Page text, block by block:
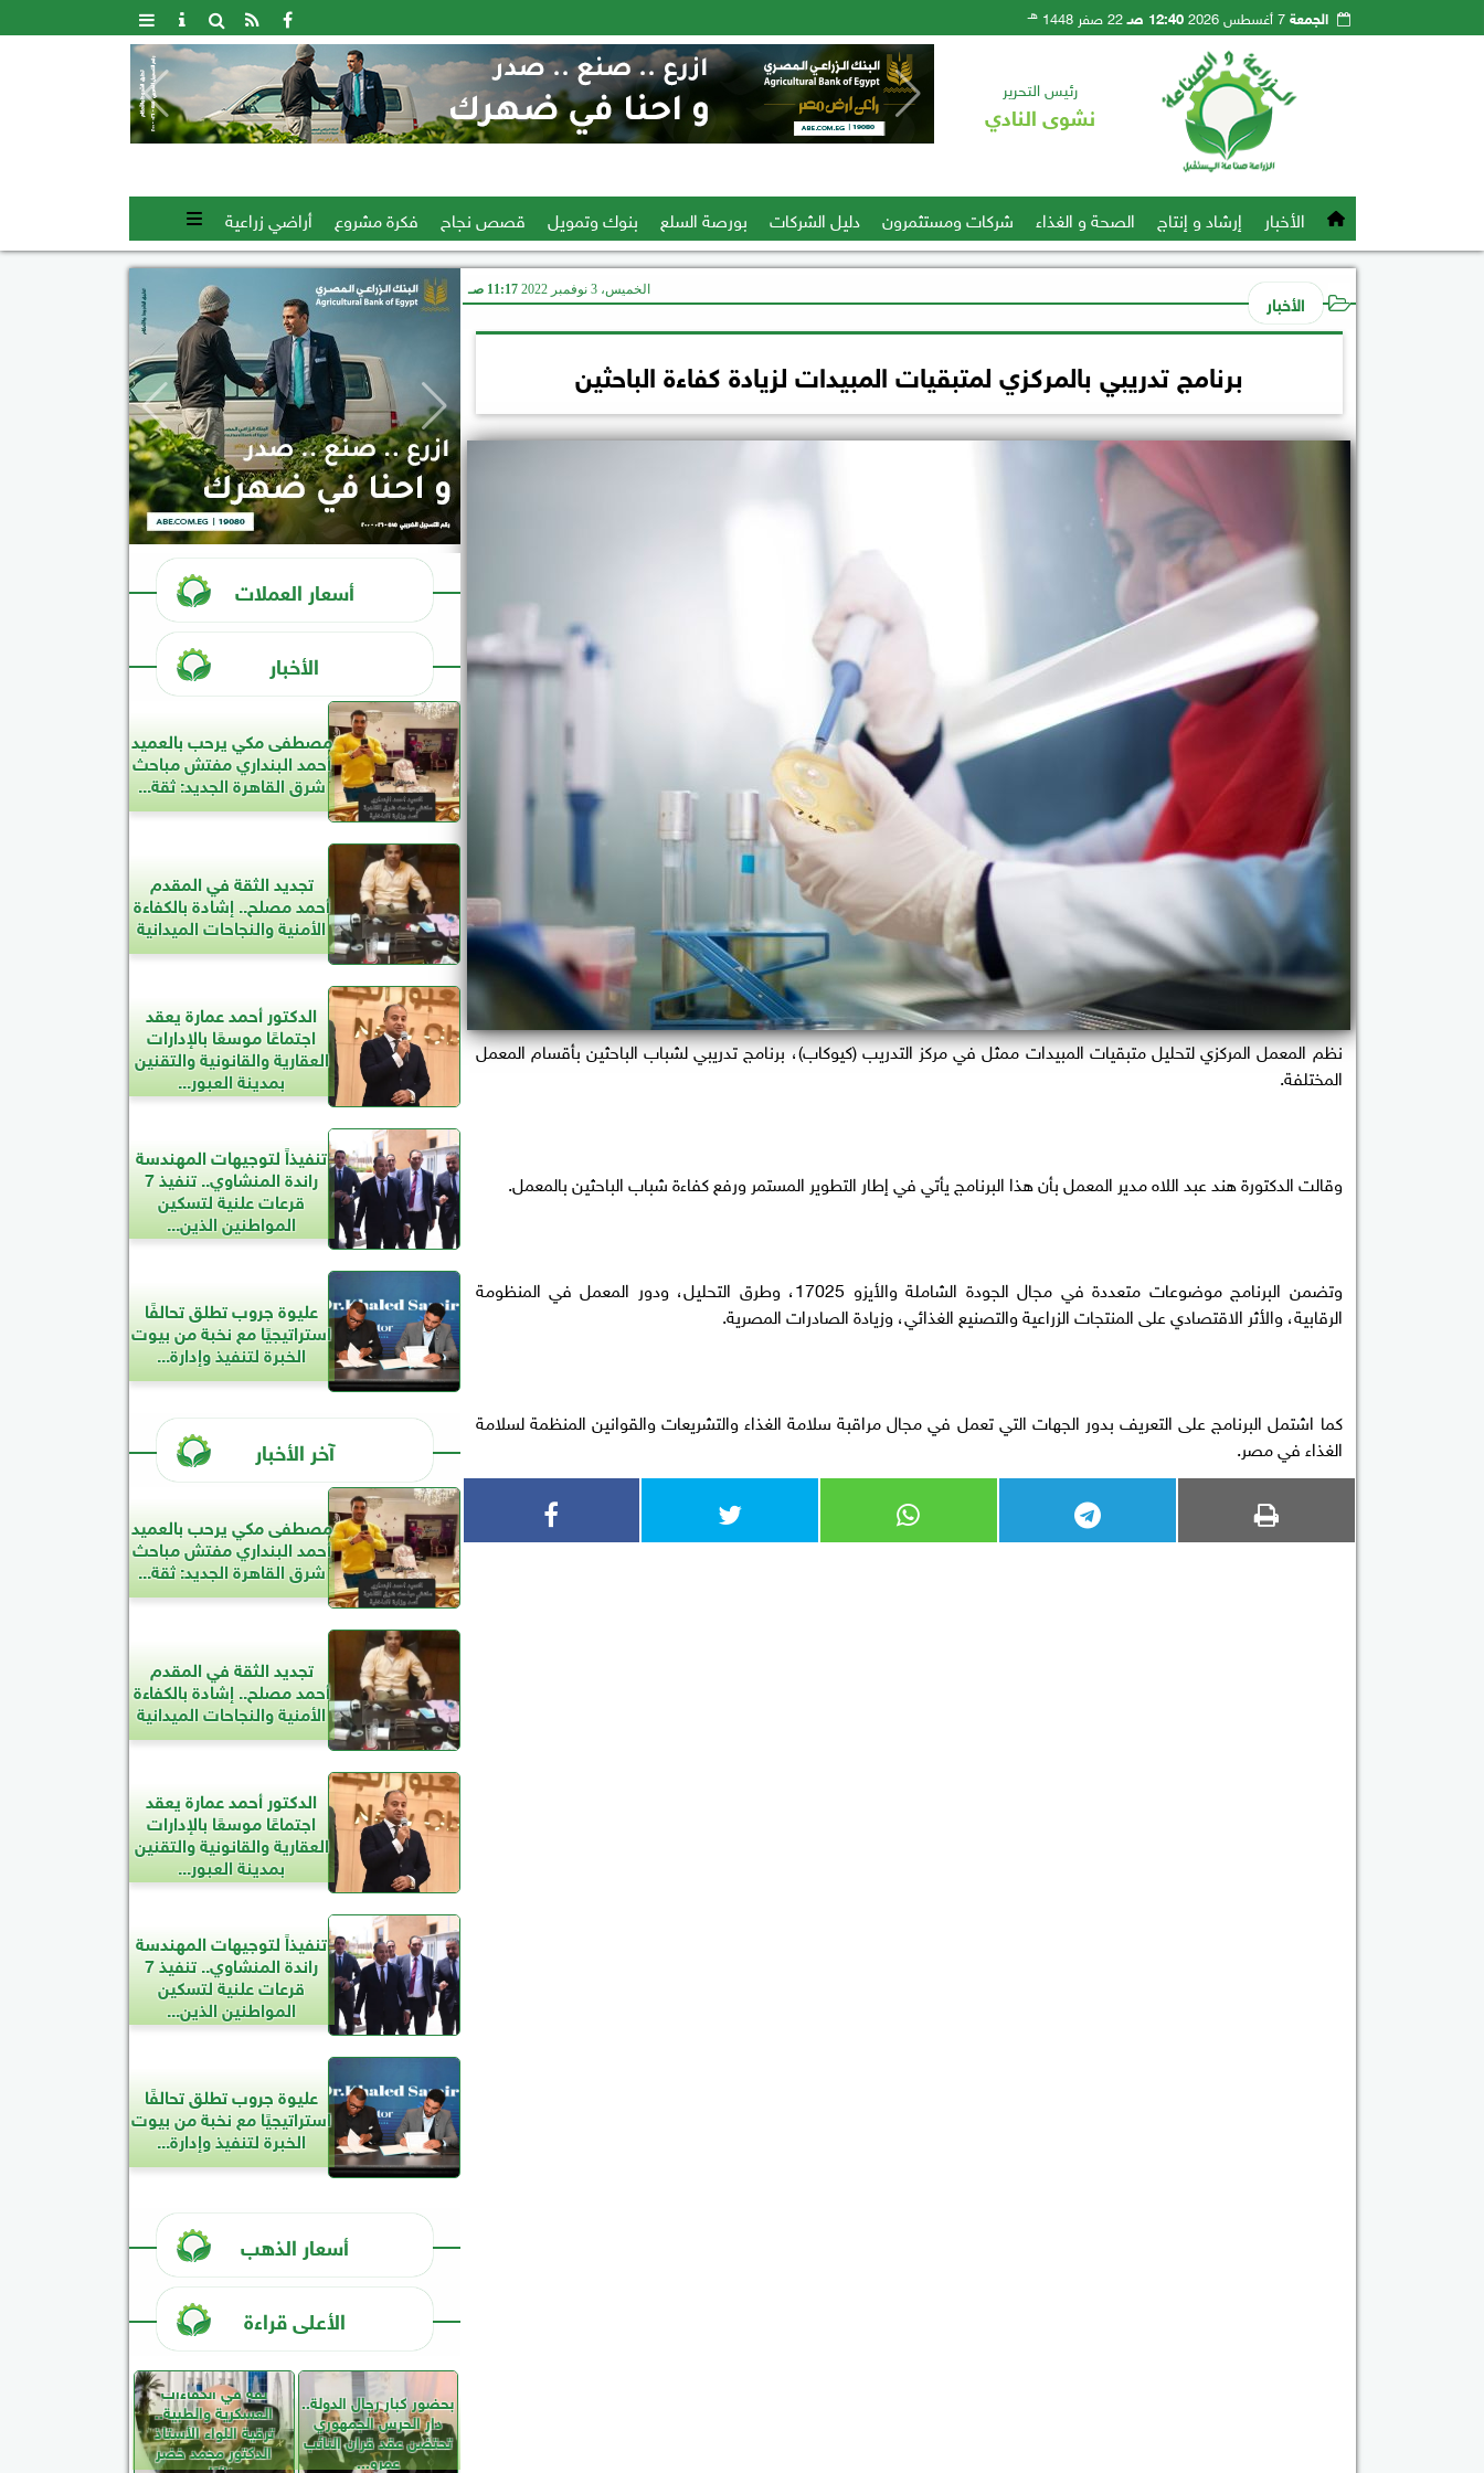
الجمعة7 أغسطس 2026 12:40 صـ 22 صفر 1448 هـ
رئيس التحرير
نشوى النادي
الأخبار إرشاد و إنتاج الصحة و الغذاء شركات ومستثمرون دليل الشركات بورصة السلع بنوك وتمويل قصص نجاح فكرة مشروع أراضي زراعية
الأخبار الخميس، 3 نوفمبر 2022 11:17 صـ
برنامج تدريبي بالمركزي لمتبقيات المبيدات لزيادة كفاءة الباحثين
نظم المعمل المركزي لتحليل متبقيات المبيدات ممثل في مركز التدريب (كيوكاب)، برنامج تدريبي لشباب الباحثين بأقسام المعمل
المختلفة.
وقالت الدكتورة هند عبد اللاه مدير المعمل بأن هذا البرنامج يأتي في إطار التطوير المستمر ورفع كفاءة شباب الباحثين بالمعمل.
وتضمن البرنامج موضوعات متعددة في مجال الجودة الشاملة والأيزو 17025، وطرق التحليل، ودور المعمل في المنظومة
الرقابية، والأثر الاقتصادي على المنتجات الزراعية والتصنيع الغذائي، وزيادة الصادرات المصرية.
كما اشتمل البرنامج على التعريف بدور الجهات التي تعمل في مجال مراقبة سلامة الغذاء والتشريعات والقوانين المنظمة لسلامة
الغذاء في مصر.
أسعار العملات
الأخبار
مصطفى مكي يرحب بالعميد
أحمد البنداري مفتش مباحث
شرق القاهرة الجديد: ثقة...
تجديد الثقة في المقدم
أحمد مصلح.. إشادة بالكفاءة
الأمنية والنجاحات الميدانية
الدكتور أحمد عمارة يعقد
اجتماعًا موسعًا بالإدارات
العقارية والقانونية والتقنين
بمدينة العبور...
تنفيذاً لتوجيهات المهندسة
راندة المنشاوي.. تنفيذ 7
قرعات علنية لتسكين
المواطنين الذين...
عليوة جروب تطلق تحالفًا
استراتيجيًا مع نخبة من بيوت
الخبرة لتنفيذ وإدارة...
آخر الأخبار
مصطفى مكي يرحب بالعميد
أحمد البنداري مفتش مباحث
شرق القاهرة الجديد: ثقة...
تجديد الثقة في المقدم
أحمد مصلح.. إشادة بالكفاءة
الأمنية والنجاحات الميدانية
الدكتور أحمد عمارة يعقد
اجتماعًا موسعًا بالإدارات
العقارية والقانونية والتقنين
بمدينة العبور...
تنفيذاً لتوجيهات المهندسة
راندة المنشاوي.. تنفيذ 7
قرعات علنية لتسكين
المواطنين الذين...
عليوة جروب تطلق تحالفًا
استراتيجيًا مع نخبة من بيوت
الخبرة لتنفيذ وإدارة...
أسعار الذهب
الأعلى قراءة
بحضور كبار رجال الدولة..
دار الحرس الجمهوري
تحتضن عقد قران النائب
عمرو...
ثقة في الكفاءات
العسكرية والطبية..
ترقية اللواء الأستاذ
الدكتور محمد خضر